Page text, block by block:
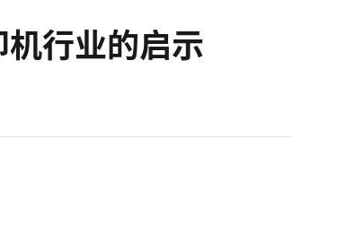
行业的启示